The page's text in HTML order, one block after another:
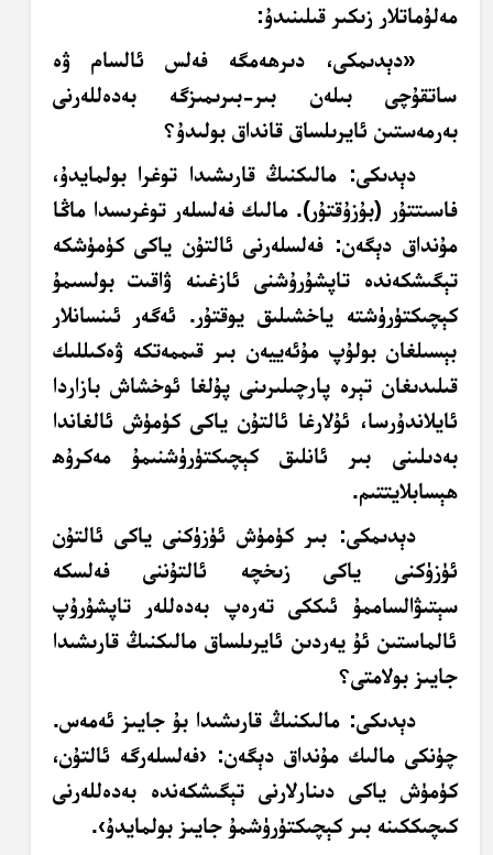
مەلۇماتلار زىكىر قىلىنىدۇ:
«دېدىمكى، دىرھەمگە فەلس ئالسام ۋە
ساتقۇچى بىلەن بىر-بىرىمىزگە بەدەللەرنى
بەرمەستىن ئايرىلساق قانداق بولىدۇ؟
دېدىكى: مالىكنىڭ قارىشىدا توغرا بولمايدۇ،
فاسىتتۇر (بۇزۇقتۇر). مالىك فەلسلەر توغرىسدا ماڭا
مۇنداق دېگەن: فەلسلەرنى ئالتۇن ياكى كۈمۈشكە
تېگىشكەندە تاپشۇرۇشنى ئازغىنە ۋاقىت بولسىمۇ
كېچىكتۈرۈشتە ياخشىلىق يوقتۇر. ئەگەر ئىنسانلار
بېسىلغان بولۇپ مۇئەييەن بىر قىممەتكە ۋەكىللىك
قىلىدىغان تېرە پارچىلىرىنى پۇلغا ئوخشاش بازاردا
ئايلاندۇرسا، ئۇلارغا ئالتۇن ياكى كۈمۈش ئالغاندا
بەدىلىنى بىر ئانلىق كېچىكتۈرۈشنىمۇمەكرۇھ
ھېسابلايتتىم.
دېدىمكى: بىر كۈمۈش ئۈزۈكنى ياكى ئالتۇن
ئۈزۈكنى ياكى زىخچە ئالتۇننى فەلسكە
سېتىۋالساممۇ ئىككى تەرەپ بەدەللەر تاپشۇرۇپ
ئالماستىن ئۇ يەردىن ئايرىلساق مالىكنىڭ قارىشىدا
جايىز بولامتى؟
دېدىكى: مالىكنىڭ قارىشىدا بۇ جايىز ئەمەس.
چۈنكى مالىك مۇنداق دېگەن: ‹فەلسلەرگە ئالتۇن،
كۈمۈش ياكى دىنارلارنى تېگىشكەندە بەدەللەرنى
كىچىككىنە بىر كېچىكتۈرۈشمۇ جايىز بولمايدۇ›.